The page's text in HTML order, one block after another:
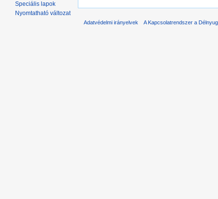
Speciális lapok
Nyomtatható változat
Adatvédelmi irányelvek A Kapcsolatrendszer a